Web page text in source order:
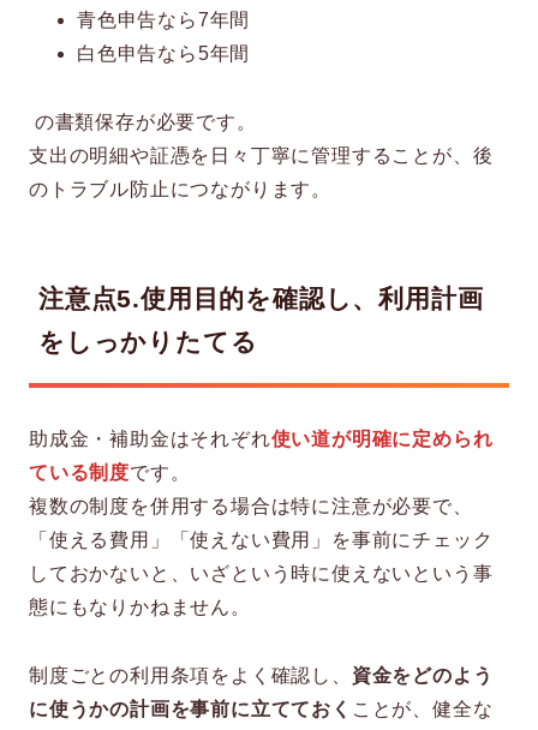
青色申告なら7年間
白色申告なら5年間
の書類保存が必要です。
支出の明細や証憑を日々丁寧に管理することが、後
のトラブル防止につながります。
注意点5.使用目的を確認し、利用計画
をしっかりたてる
助成金・補助金はそれぞれ使い道が明確に定められ
ている制度です。
複数の制度を併用する場合は特に注意が必要で、
「使える費用」「使えない費用」を事前にチェック
しておかないと、いざという時に使えないという事
態にもなりかねません。
制度ごとの利用条項をよく確認し、 資金をどのよう
に使うかの計画を事前に立てておく ことが、健全な